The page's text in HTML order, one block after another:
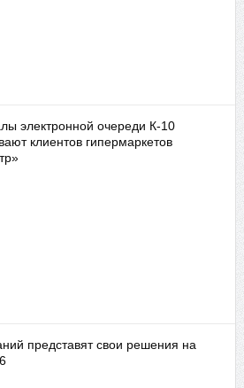
электронной очереди К-10
клиентов гипермаркетов
представят свои решения на